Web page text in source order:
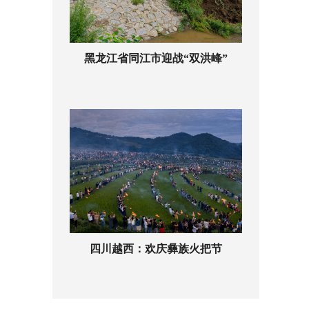
黑龙江省同江市迎战“双洪峰”
四川越西：欢庆彝族火把节